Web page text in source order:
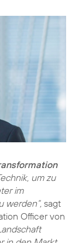
um zu
im
werden“, sagt
Officer von